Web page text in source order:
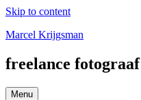
Skip to content
Marcel Krijgsman
freelance fotograaf
Menu